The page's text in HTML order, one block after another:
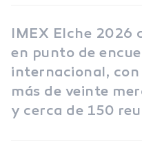
IMEX Elche 2026
en punto de
internacional,
más de veinte
y cerca de 150